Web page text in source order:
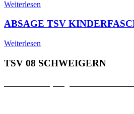
Weiterlesen
ABSAGE TSV
Weiterlesen
TSV 08 SCHWEIGERN